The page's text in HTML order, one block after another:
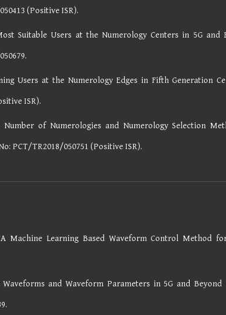
(Positive ISR).
Suitable Users at the Numerology Centers in 5G and
Users at the Numerology Edges in Fifth Generation
ISR).
of Numerologies and Numerology Selection
PCT/TR2018/050751 (Positive ISR).
Machine Learning Based Waveform Control Method
and Waveform Parameters in 5G and
.